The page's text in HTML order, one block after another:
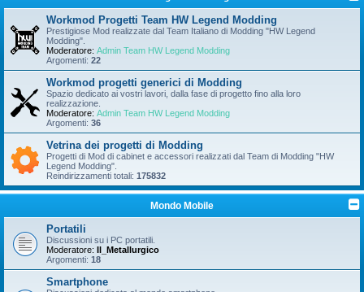
Workmod Progetti Team HW Legend Modding
Prestigiose Mod realizzate dal Team Italiano di Modding "HW Legend
Modding".
Moderatore: Admin Team HW Legend Modding
Argomenti: 22
Workmod progetti generici di Modding
Spazio dedicato ai vostri lavori, dalla fase di progetto fino alla loro
realizzazione.
Moderatore: Admin Team HW Legend Modding
Argomenti: 36
Vetrina dei progetti di Modding
Progetti di Mod di cabinet e accessori realizzati dal Team di Modding "HW
Legend Modding".
Reindirizzamenti totali: 175832
Mondo Mobile
Portatili
Discussioni su i PC portatili.
Moderatore: Il_Metallurgico
Argomenti: 18
Smartphone